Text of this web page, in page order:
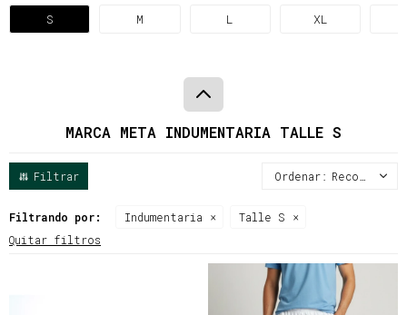
S M L XL
MARCA META INDUMENTARIA TALLE S
Recomendados
Filtrando por: Indumentaria
Talle S
Quitar filtros